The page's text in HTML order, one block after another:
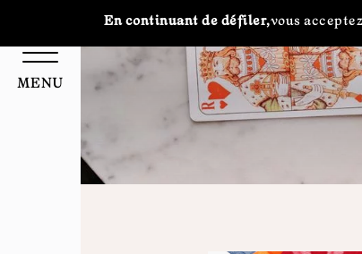
MENU
En continuant de défiler,vous